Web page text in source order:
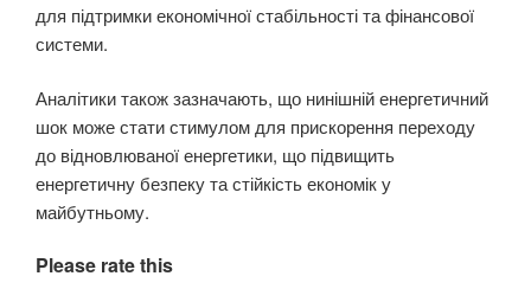
для підтримки економічної стабільності та фінансової
системи.
Аналітики також зазначають, що нинішній енергетичний
шок може стати стимулом для прискорення переходу
до відновлюваної енергетики, що підвищить
енергетичну безпеку та стійкість економік у
майбутньому.
Please rate this